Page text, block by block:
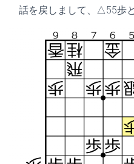
話を戻しまして、△55歩と